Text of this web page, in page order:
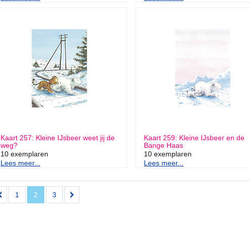
Kaart 257: Kleine IJsbeer weet jij de
weg?
10 exemplaren
Lees meer...
Kaart 259: Kleine IJsbeer en de
Bange Haas
10 exemplaren
Lees meer...
1 2 3